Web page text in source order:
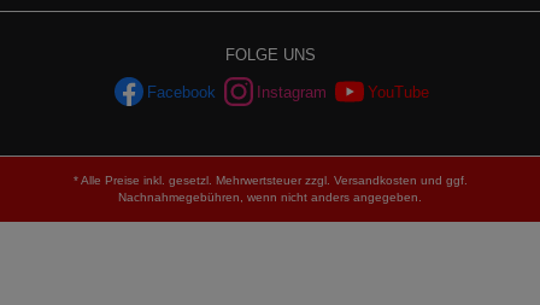
FOLGE UNS
Facebook Instagram YouTube
* Alle Preise inkl. gesetzl. Mehrwertsteuer zzgl. Versandkosten und ggf.
Nachnahmegebühren, wenn nicht anders angegeben.